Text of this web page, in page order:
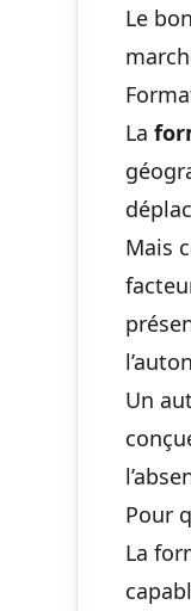
Le
La
Mais
Un
Pour
La